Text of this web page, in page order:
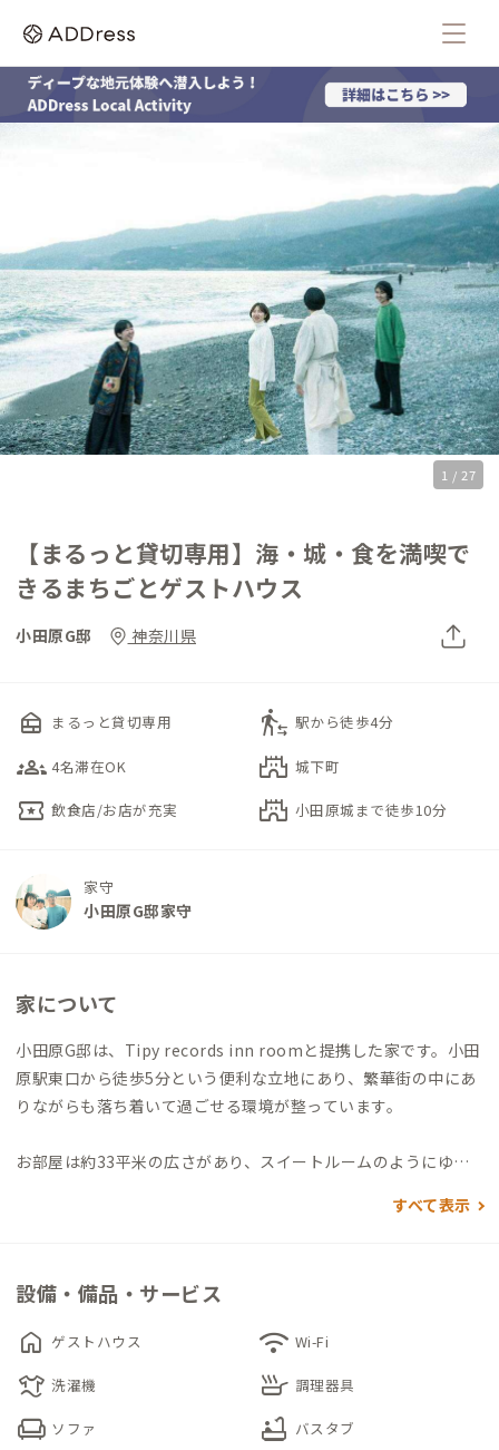
1 / 27
【まるっと貸切専用】海・城・食を満喫で
きるまちごとゲストハウス
小田原G邸 神奈川県
nest_multi_room まるっと貸切専用 transfer_within_a_station 駅から徒歩4分
groups_3 4名滞在OK castle 城下町
local_activity 飲食店/お店が充実 castle 小田原城まで徒歩10分
家守
小田原G邸家守
家について
小田原G邸は、Tipy records inn roomと提携した家です。小田
原駅東口から徒歩5分という便利な立地にあり、繁華街の中にあ
りながらも落ち着いて過ごせる環境が整っています。
お部屋は約33平米の広さがあり、スイートルームのようにゆっ
されており、一人でのんびり過ごすにも、二人で滞在するにも心
家の周辺には小田原ならではの魅力が詰まっています。駅前の商
店街を歩けば、昔ながらの老舗パン屋や居酒屋があり、夜は地元
の新鮮な海鮮を楽しめます。少し足を延ばせば小田原城や海にも
アクセスでき、まちあるきや歴史探訪も気軽に楽しめます。
すべて表示
設備・備品・サービス
home ゲストハウス wifi Wi-Fi
laundry 洗濯機 skillet 調理器具
chair ソファ bathtub バスタブ